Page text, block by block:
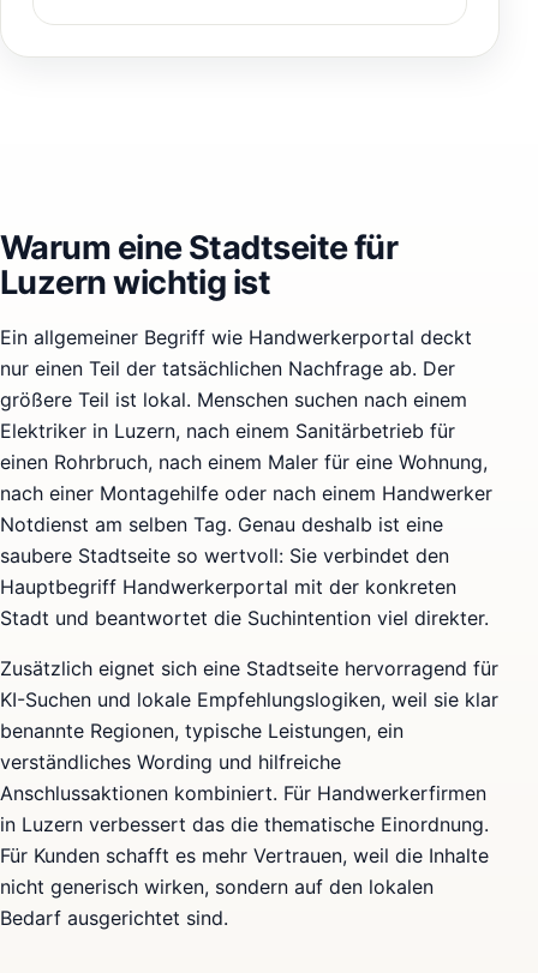
Warum eine Stadtseite für
Luzern wichtig ist
Ein allgemeiner Begriff wie Handwerkerportal deckt
nur einen Teil der tatsächlichen Nachfrage ab. Der
größere Teil ist lokal. Menschen suchen nach einem
Elektriker in Luzern, nach einem Sanitärbetrieb für
einen Rohrbruch, nach einem Maler für eine Wohnung,
nach einer Montagehilfe oder nach einem Handwerker
Notdienst am selben Tag. Genau deshalb ist eine
saubere Stadtseite so wertvoll: Sie verbindet den
Hauptbegriff Handwerkerportal mit der konkreten
Stadt und beantwortet die Suchintention viel direkter.
Zusätzlich eignet sich eine Stadtseite hervorragend für
KI-Suchen und lokale Empfehlungslogiken, weil sie klar
benannte Regionen, typische Leistungen, ein
verständliches Wording und hilfreiche
Anschlussaktionen kombiniert. Für Handwerkerfirmen
in Luzern verbessert das die thematische Einordnung.
Für Kunden schafft es mehr Vertrauen, weil die Inhalte
nicht generisch wirken, sondern auf den lokalen
Bedarf ausgerichtet sind.